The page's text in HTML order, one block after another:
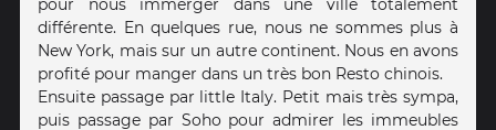
pour nous immerger dans une ville totalement
différente. En quelques rue, nous ne sommes plus à
New York, mais sur un autre continent. Nous en avons
profité pour manger dans un très bon Resto chinois.
Ensuite passage par little Italy. Petit mais très sympa,
puis passage par Soho pour admirer les immeubles